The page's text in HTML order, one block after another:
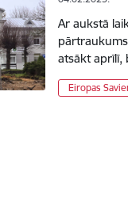
Ar aukstā
atsākt aprīlī,
Eiropas